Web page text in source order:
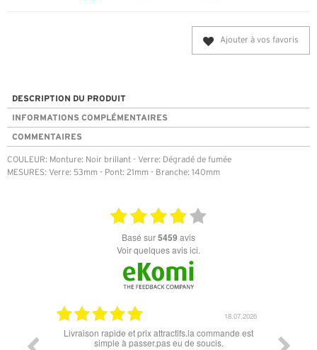
Ajouter à vos favoris
DESCRIPTION DU PRODUIT
INFORMATIONS COMPLÉMENTAIRES
COMMENTAIRES
COULEUR: Monture: Noir brillant - Verre: Dégradé de fumée
MESURES: Verre: 53mm - Pont: 21mm - Branche: 140mm
basé sur5459 avis
Voir quelques avis ici.
06.07.2026
Super lunette merci pour les lunettes pour l'éclipse